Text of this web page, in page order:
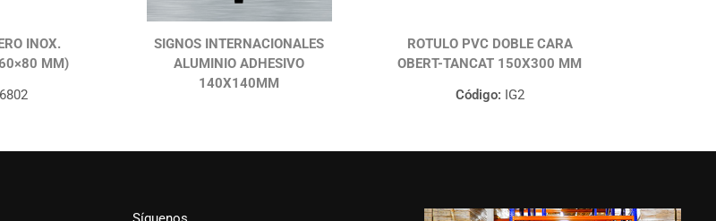
INOX.
MM)
6802
SIGNOS INTERNACIONALES
ALUMINIO ADHESIVO
140X140MM
ROTULO PVC DOBLE CARA
OBERT-TANCAT 150X300 MM
Código: IG2